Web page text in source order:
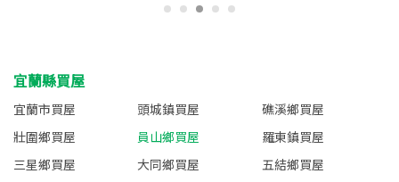
宜蘭縣買屋
宜蘭市買屋 頭城鎮買屋
礁溪鄉買屋
壯圍鄉買屋
員山鄉買屋
羅東鎮買屋
三星鄉買屋
大同鄉買屋
五結鄉買屋